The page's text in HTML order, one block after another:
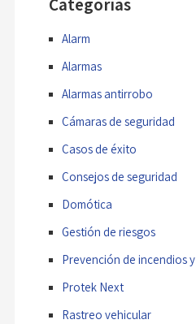
Alarm
Alarmas
Alarmas antirrobo
Cámaras de seguridad
Casos de éxito
Consejos de seguridad
Domótica
Gestión de riesgos
Prevención de incendios
Protek Next
Rastreo vehicular